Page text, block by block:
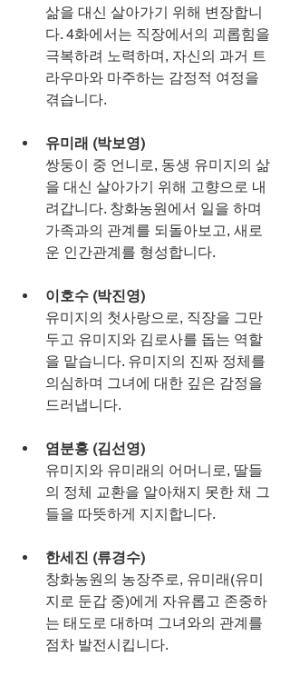
삶을 대신 살아가기 위해 변장합니
다. 4화에서는 직장에서의 괴롭힘을
극복하려 노력하며, 자신의 과거 트
라우마와 마주하는 감정적 여정을
겪습니다.
유미래 (박보영)
쌍둥이 중 언니로, 동생 유미지의 삶
을 대신 살아가기 위해 고향으로 내
려갑니다. 창화농원에서 일을 하며
가족과의 관계를 되돌아보고, 새로
운 인간관계를 형성합니다.
이호수 (박진영)
유미지의 첫사랑으로, 직장을 그만
두고 유미지와 김로사를 돕는 역할
을 맡습니다. 유미지의 진짜 정체를
의심하며 그녀에 대한 깊은 감정을
드러냅니다.
염분홍 (김선영)
유미지와 유미래의 어머니로, 딸들
의 정체 교환을 알아채지 못한 채 그
들을 따뜻하게 지지합니다.
한세진 (류경수)
창화농원의 농장주로, 유미래(유미
지로 둔갑 중)에게 자유롭고 존중하
는 태도로 대하며 그녀와의 관계를
점차 발전시킵니다.